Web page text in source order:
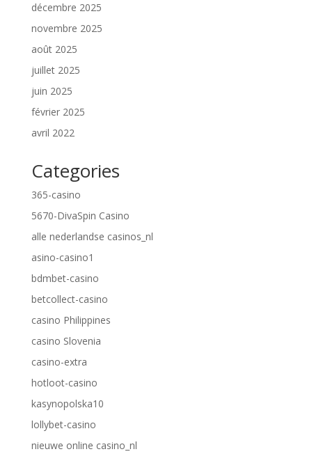
décembre 2025
novembre 2025
août 2025
juillet 2025
juin 2025
février 2025
avril 2022
Categories
365-casino
5670-DivaSpin Casino
alle nederlandse casinos_nl
asino-casino1
bdmbet-casino
betcollect-casino
casino Philippines
casino Slovenia
casino-extra
hotloot-casino
kasynopolska10
lollybet-casino
nieuwe online casino_nl